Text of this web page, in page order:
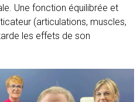
Une fonction équilibrée et
(articulations, muscles,
les effets de son